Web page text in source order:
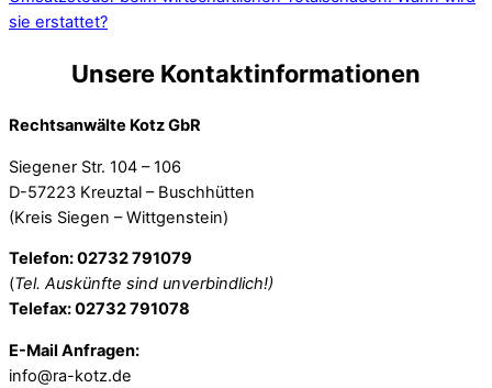
sie erstattet?
Unsere Kontaktinformationen
Rechtsanwälte Kotz GbR
Siegener Str. 104 – 106
D-57223 Kreuztal – Buschhütten
(Kreis Siegen – Wittgenstein)
Telefon: 02732 791079
(Tel. Auskünfte sind unverbindlich!)
Telefax: 02732 791078
E-Mail Anfragen:
info@ra-kotz.de